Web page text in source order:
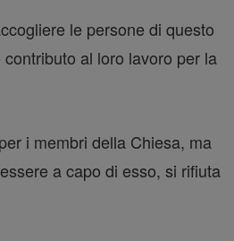
le persone di questo
al loro lavoro per la
i membri della Chiesa, ma
a capo di esso, si rifiuta